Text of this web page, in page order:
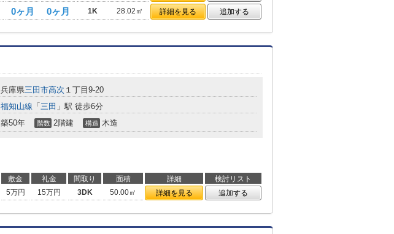
0ヶ月 0ヶ月 1K 28.02㎡ 詳細を見る 追加する
兵庫県三田市高次 １丁目9-20
福知山線 「 三田 」駅 徒歩6分
築50年 階数 2階建 構造 木造
敷金 礼金 間取り 面積 詳細
検討リスト
5万円 15万円 3DK 50.00㎡ 詳細を見る 追加する